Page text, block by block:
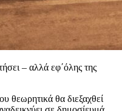
– αλλά εφ΄όλης της
θεωρητικά θα διεξαχθεί